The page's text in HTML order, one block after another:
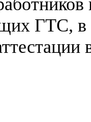
ГТС, в